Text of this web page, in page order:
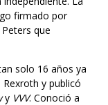
firmado por
que
solo 16 años ya
y publicó
y VVV. Conoció a